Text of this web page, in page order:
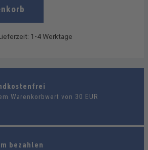
1-4 Werktage
Warenkorbwert von 30 EUR
bezahlen